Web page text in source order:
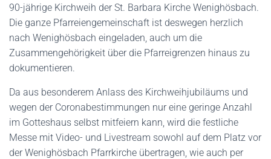
90-jährige Kirchweih der St. Barbara Kirche Wenighösbach.
Die ganze Pfarreiengemeinschaft ist deswegen herzlich
nach Wenighösbach eingeladen, auch um die
Zusammengehörigkeit über die Pfarreigrenzen hinaus zu
dokumentieren.
Da aus besonderem Anlass des Kirchweihjubiläums und
wegen der Coronabestimmungen nur eine geringe Anzahl
im Gotteshaus selbst mitfeiern kann, wird die festliche
Messe mit Video- und Livestream sowohl auf dem Platz vor
der Wenighösbach Pfarrkirche übertragen, wie auch per